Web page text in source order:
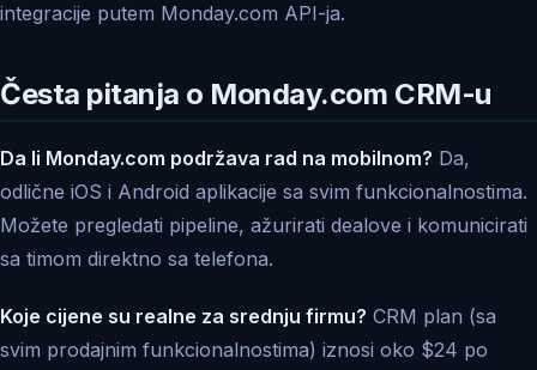
integracije putem Monday.com API-ja.
Česta pitanja o Monday.com CRM-u
Da li Monday.com podržava rad na mobilnom? Da,
odlične iOS i Android aplikacije sa svim funkcionalnostima.
Možete pregledati pipeline, ažurirati dealove i komunicirati
sa timom direktno sa telefona.
Koje cijene su realne za srednju firmu? CRM plan (sa
svim prodajnim funkcionalnostima) iznosi oko $24 po